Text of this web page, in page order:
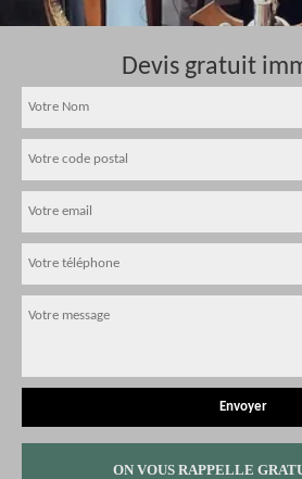
Devis gratuit
ON VOUS RAPPELLE